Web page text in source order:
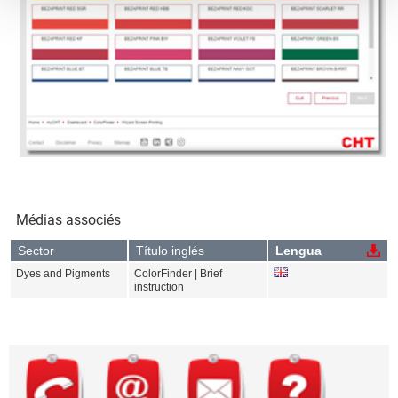
Médias associés
Sector Título inglés Lengua
Dyes and Pigments
ColorFinder | Brief
instruction